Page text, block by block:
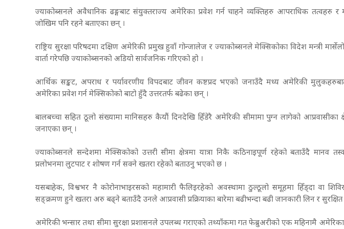
ज्याकोब्सनले अवैधानिक ढङ्गबाट संयुक्तराज्य अमेरिका प्रवेश गर्न चाहने व्यक्तिहरु आपराधिक तत्वहरु र
जोखिम पनि रहने बताएका छन् ।
राष्ट्रिय सुरक्षा परिषदमा दक्षिण अमेरिकी प्रमुख हुवाँ गोन्जालेज र ज्याकोब्सनले मेक्सिकोका विदेश मन्त्री
वार्ता गरेपछि ज्याकोब्सनको अडियो सार्वजनिक गरिएको हो ।
आर्थिक सङ्कट, अपराध र पर्यावरणीय विपदबाट जीवन कष्टप्रद भएको जनाउँदै मध्य अमेरिकी
अमेरिका प्रवेश गर्न मेक्सिकोको बाटो हुँदै उत्तरतर्फ बढेका छन् ।
बालबच्चा सहित ठूलो संख्यामा मानिसहरु कैयौं दिनदेखि हिँडेरै अमेरिकी सीमामा पुग्न लागेको आप्रवासीका
जनाएका छन् ।
ज्याकोब्सनले सन्देशमा मेक्सिकोको उत्तरी सीमा क्षेत्रमा यात्रा निकै कठिनाइपूर्ण रहेको बताउँदै मानव
प्रलोभनमा लुटपाट र शोषण गर्न सक्ने खतरा रहेको बताउनु भएको छ ।
यसबाहेक, विश्वभर नै कोरोनाभाइरसको महामारी फैलिइरहेको अवस्थामा ठुल्ठूलो समूहमा हिँड्दा वा
सङ्क्रमण हुने खतरा अरु बढ्ने बताउँदै उनले आप्रवासी प्रक्रियाका बारेमा बढीभन्दा बढी जानकारी लिन र
अमेरिकी भन्सार तथा सीमा सुरक्षा प्रशासनले उपलब्ध गराएको तथ्याँकमा गत फेब्रुअरीको एक महिनामै